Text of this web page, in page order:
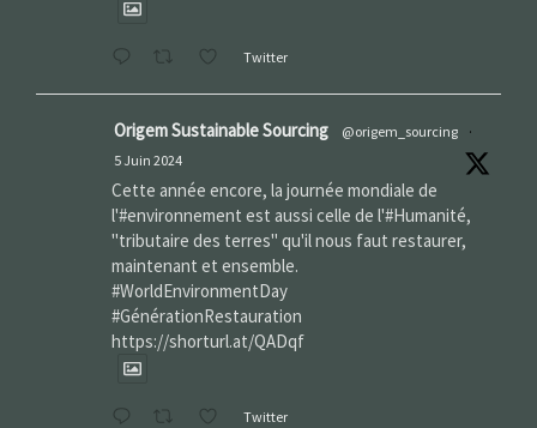
Twitter
Origem Sustainable Sourcing @origem_sourcing
·
5 Juin 2024
Cette année encore, la journée mondiale de
l'#environnement est aussi celle de l'#Humanité,
"tributaire des terres" qu'il nous faut restaurer,
maintenant et ensemble.
#WorldEnvironmentDay‌
#GénérationRestauration
https://shorturl.at/QADqf
Twitter